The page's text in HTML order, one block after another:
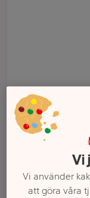
Vi
Vi använder
att göra våra